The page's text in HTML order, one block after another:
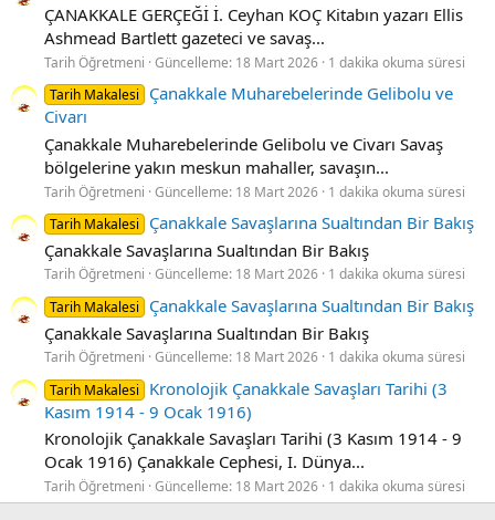
ÇANAKKALE GERÇEĞİ İ. Ceyhan KOÇ Kitabın yazarı Ellis
Ashmead Bartlett gazeteci ve savaş...
Tarih Öğretmeni Güncelleme: 18 Mart 2026 1 dakika okuma süresi
Tarih Makalesi
Çanakkale Muharebelerinde Gelibolu ve
Civarı
Çanakkale Muharebelerinde Gelibolu ve Civarı Savaş
bölgelerine yakın meskun mahaller, savaşın...
Tarih Öğretmeni Güncelleme: 18 Mart 2026 1 dakika okuma süresi
Tarih Makalesi
Çanakkale Savaşlarına Sualtından Bir Bakış
Çanakkale Savaşlarına Sualtından Bir Bakış
Tarih Öğretmeni Güncelleme: 18 Mart 2026 1 dakika okuma süresi
Tarih Makalesi
Çanakkale Savaşlarına Sualtından Bir Bakış
Çanakkale Savaşlarına Sualtından Bir Bakış
Tarih Öğretmeni Güncelleme: 18 Mart 2026 1 dakika okuma süresi
Tarih Makalesi
Kronolojik Çanakkale Savaşları Tarihi (3
Kasım 1914 - 9 Ocak 1916)
Kronolojik Çanakkale Savaşları Tarihi (3 Kasım 1914 - 9
Ocak 1916) Çanakkale Cephesi, I. Dünya...
Tarih Öğretmeni Güncelleme: 18 Mart 2026 1 dakika okuma süresi